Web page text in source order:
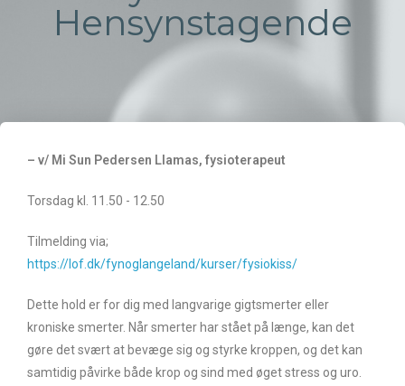
Hensynstagende
– v/ Mi Sun Pedersen Llamas, fysioterapeut
Torsdag kl. 11.50 - 12.50
Tilmelding via;
https://lof.dk/fynoglangeland/kurser/fysiokiss/
Dette hold er for dig med langvarige gigtsmerter eller
kroniske smerter. Når smerter har stået på længe, kan det
gøre det svært at bevæge sig og styrke kroppen, og det kan
samtidig påvirke både krop og sind med øget stress og uro.